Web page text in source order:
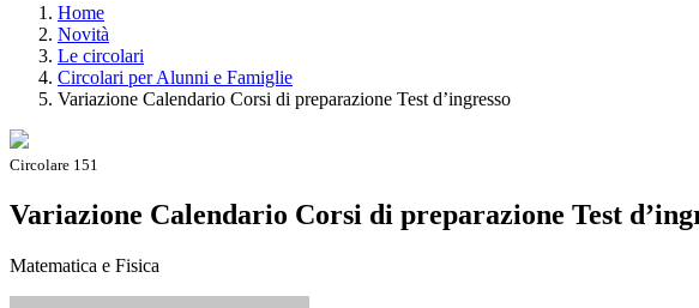
Home
Novità
Le circolari
Circolari per Alunni e Famiglie
Variazione Calendario Corsi di preparazione Test d’ingresso
Circolare 151
Variazione Calendario Corsi di preparazione Test
Matematica e Fisica